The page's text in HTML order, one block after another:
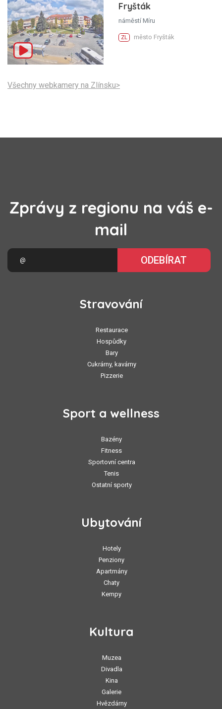
Fryšták
náměstí Míru
ZL město Fryšták
Všechny webkamery na Zlínsku>
Zprávy z regionu na váš e-
mail
ODEBÍRAT
Stravování
Restaurace
Hospůdky
Bary
Cukrárny, kavárny
Pizzerie
Sport a wellness
Bazény
Fitness
Sportovní centra
Tenis
Ostatní sporty
Ubytování
Hotely
Penziony
Apartmány
Chaty
Kempy
Kultura
Muzea
Divadla
Kina
Galerie
Hvězdárny